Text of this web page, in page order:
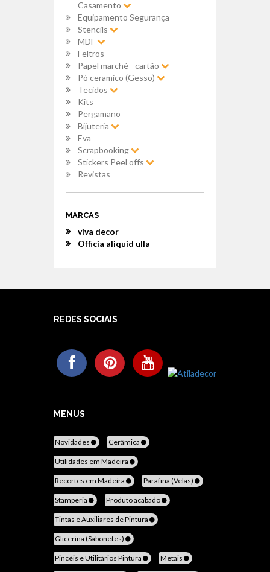
Casamento
Equipamento Segurança
Stencils
MDF
Feltros
Papel marché - cartão
Pó ceramico (Gesso)
Tecidos
Kits
Pergamano
Bijuteria
Eva
Scrapbooking
Stickers Peel offs
Revistas
MARCAS
viva decor
Officia aliquid ulla
REDES SOCIAIS
MENUS
Novidades Cerâmica
Utilidades em Madeira
Recortes em Madeira Parafina (Velas)
Stamperia Produto acabado
Tintas e Auxiliares de Pintura
Glicerina (Sabonetes)
Pincéis e Utilitários Pintura Metais